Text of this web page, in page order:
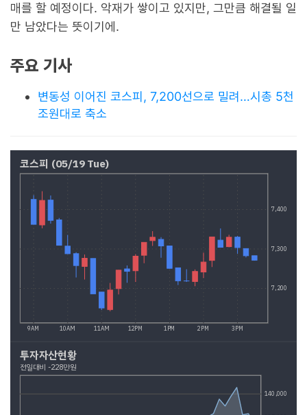
매를 할 예정이다. 악재가 쌓이고 있지만, 그만큼 해결될 일
만 남았다는 뜻이기에.
주요 기사
변동성 이어진 코스피, 7,200선으로 밀려…시총 5천
조원대로 축소